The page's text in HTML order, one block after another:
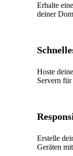
Erhalte
deiner
Hoste
Servern
Erstelle
Geräten